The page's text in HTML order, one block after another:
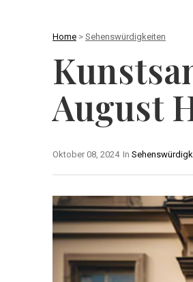
Home > Sehenswürdigkeiten
August
In
Oktober 08, 2024